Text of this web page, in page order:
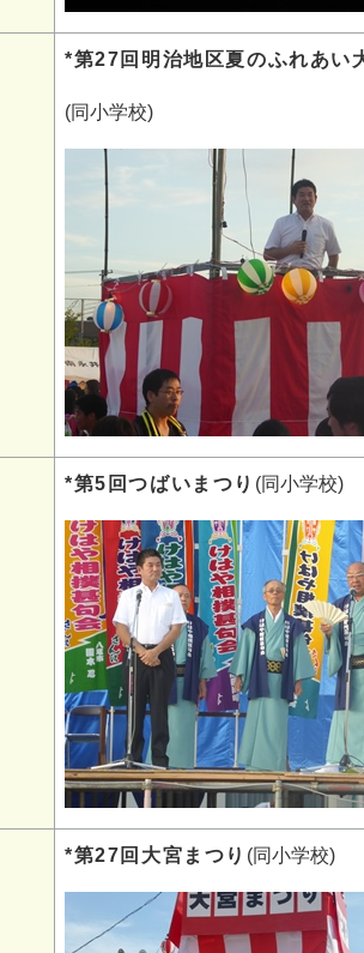
*第27回明治地区夏のふれあい
(同小学校)
*第5回つばいまつり (同小学校)
*第27回大宮まつり (同小学校)